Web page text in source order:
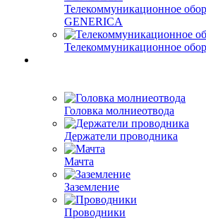
Телекоммуникационное
GENERICA
Телекоммуникационное
Головка молниеотвода
Держатели проводника
Мачта
Заземление
Проводники